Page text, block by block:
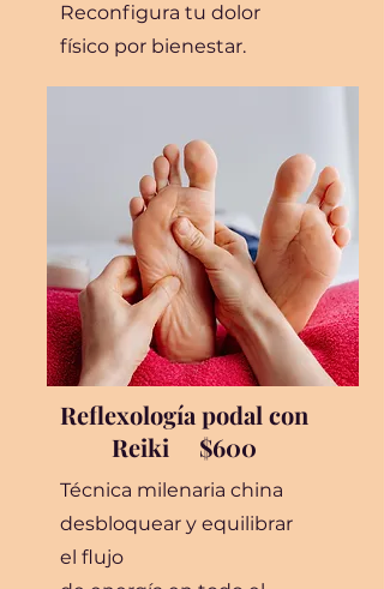
Reconfigura tu dolor
físico por bienestar.
Reflexología podal con
Reiki $600
Técnica milenaria china
desbloquear y equilibrar
el flujo